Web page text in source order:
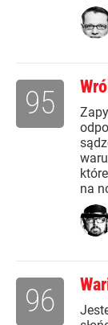
na
95
96